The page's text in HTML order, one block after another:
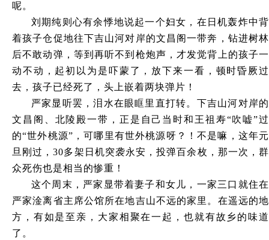
呢。
刘期纯则心有余悸地说起一个妇女，在日机轰炸中背
着孩子仓促地往下吉山河对岸的文昌阁一带奔，钻进树林
后不敢动弹，等到再听不到枪炮声，才发觉背上的孩子一
动不动，起初以为是吓蒙了，放下来一看，顿时昏厥过
去，孩子已经死了，头上嵌着两块弹片！
严家显听罢，泪水在眼眶里直打转。下吉山河对岸的
文昌阁、北陵殿一带，正是自己当时和王祖寿“吹嘘”过
的“世外桃源”，可哪里有世外桃源呀？！不是嘛，这年元
旦刚过，30多架日机突袭永安，投弹百余枚，那一次，群
众死伤也是相当的惨重！
这个周末，严家显带着妻子和女儿，一家三口就住在
严家淦离省主席公馆所在地吉山不远的家里。在遥远的地
方，有如是至亲，大家相聚在一起，也就有故乡的味道
了。